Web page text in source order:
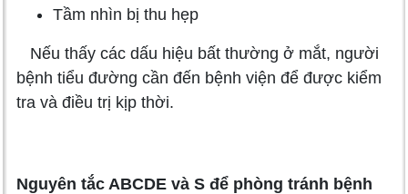
Tầm nhìn bị thu hẹp
Nếu thấy các dấu hiệu bất thường ở mắt, người
bệnh tiểu đường cần đến bệnh viện để được kiểm
tra và điều trị kịp thời.
Nguyên tắc ABCDE và S để phòng tránh bệnh